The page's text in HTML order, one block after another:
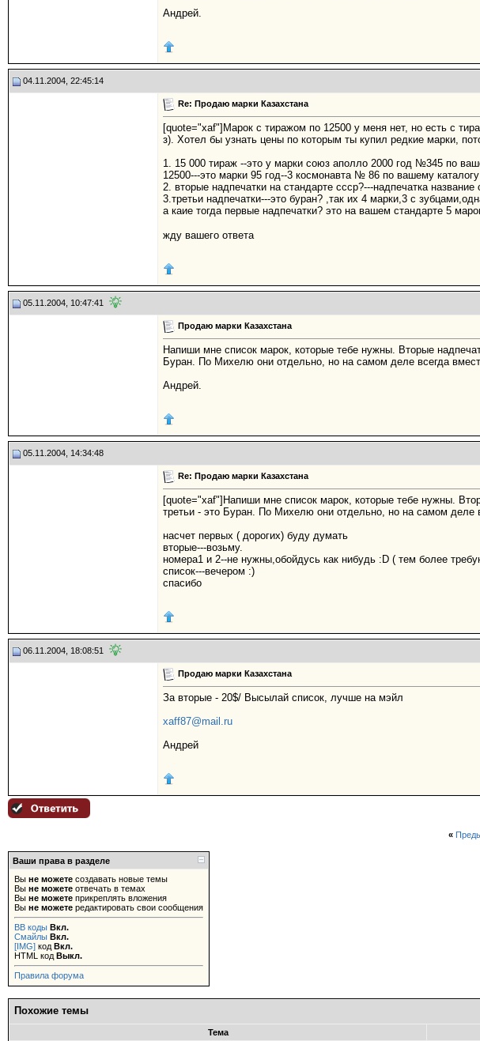
Андрей.
04.11.2004, 22:45:14
Re: Продаю марки Казахстана
[quote="xaf"]Марок с тиражом по 12500 у меня нет, но есть с
з). Хотел бы узнать цены по которым ты купил редкие марки,
1. 15 000 тираж --это у марки союз аполло 2000 год №345 по
12500---это марки 95 год--3 космонавта № 86 по вашему
2. вторые надпечатки на стандарте ссср?---надпечатка название
3.третьи надпечатки---это буран? ,так их 4 марки,3 с
а каие тогда первые надпечатки? это на вашем стандарте 5
жду вашего ответа
05.11.2004, 10:47:41
Продаю марки Казахстана
Напиши мне список марок, которые тебе нужны. Вторые
Буран. По Михелю они отдельно, но на самом деле всегда
Андрей.
05.11.2004, 14:34:48
Re: Продаю марки Казахстана
[quote="xaf"]Напиши мне список марок, которые тебе нужны.
третьи - это Буран. По Михелю они отдельно, но на самом
насчет первых ( дорогих) буду думать
вторые---возьму.
номера1 и 2--не нужны,обойдусь как нибудь :D ( тем более
список---вечером :)
спасибо
06.11.2004, 18:08:51
Продаю марки Казахстана
За вторые - 20$/ Высылай список, лучше на мэйл
xaff87@mail.ru
Андрей
«
Ваши права в разделе
Вы не можете создавать новые темы
Вы не можете отвечать в темах
Вы не можете прикреплять вложения
Вы не можете редактировать свои сообщения
BB коды Вкл.
Смайлы Вкл.
[IMG] код Вкл.
HTML код Выкл.
Правила форума
Похожие темы
Тема